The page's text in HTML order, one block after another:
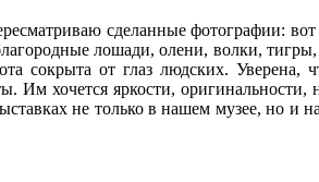
сделанные фотографии:
лошади, олени, волки,
сокрыта от глаз людских.
хочется яркости, оригинальности,
не только в нашем музее, но и